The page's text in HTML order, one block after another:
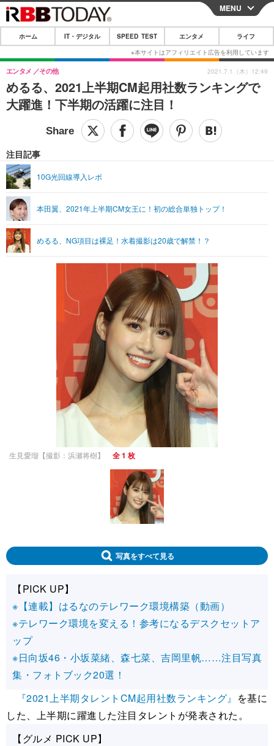
CLOSE
ホーム
IT・デジタル
IT・デジタルTOP スマートフォン
ショッピング その他
SPEED TEST
エンタメTOP 映画・ドラマ
グラビア ブログ
ショッピング その他
ライフTOP
リリース一覧
プッシュ通知の停止方法
MENU
ホーム IT・デジタル SPEED TEST エンタメ ライフ
めるる、2021上半期CM起用社数ランキングで
大躍進！下半期の活躍に注目！
エンタメ その他
注目記事
10G光回線導入レポ
本田翼、2021年上半期CM女王に！初の総合単独トップ！
めるる、NG項目は裸足！水着撮影は20歳で解禁！？
2021.7.1（木）12:49
生見愛瑠【撮影：浜瀬将樹】 全 1 枚
写真をすべて見る
【PICK UP】
※【連載】はるなのテレワーク環境構築（動画）
※テレワーク環境を変える！参考になるデスクセットア
ップ
※日向坂46・小坂菜緒、森七菜、吉岡里帆……注目写真
集・フォトブック20選！
『2021上半期タレントCM起用社数ランキング』 を基に
した、上半期に躍進した注目タレントが発表された。
【グルメ PICK UP】